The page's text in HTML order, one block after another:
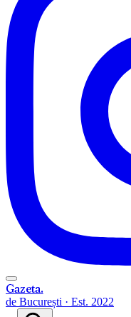
Gazeta.
de București · Est. 2022